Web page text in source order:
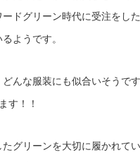
ドグリーン時代に受注をし
ようです。
んな服装にも似合いそうで
す！！
グリーンを大切に履かれて